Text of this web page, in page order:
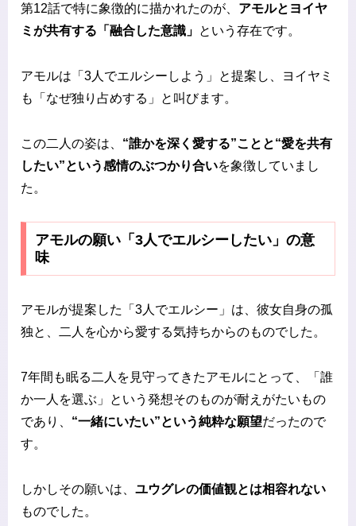
第12話で特に象徴的に描かれたのが、 アモルとヨイヤ
ミが共有する「融合した意識」 という存在です。
アモルは「3人でエルシーしよう」と提案し、ヨイヤミ
も「なぜ独り占めする」と叫びます。
この二人の姿は、 “誰かを深く愛する”ことと“愛を共有
したい”という感情のぶつかり合いを象徴していまし
た。
アモルの願い「3人でエルシーしたい」の意
味
アモルが提案した「3人でエルシー」は、彼女自身の孤
独と、二人を心から愛する気持ちからのものでした。
7年間も眠る二人を見守ってきたアモルにとって、「誰
か一人を選ぶ」という発想そのものが耐えがたいもの
であり、 “一緒にいたい”という純粋な願望だったので
す。
しかしその願いは、 ユウグレの価値観とは相容れない
ものでした。